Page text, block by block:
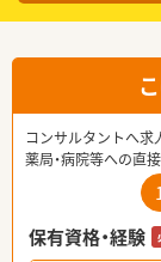
コンサルタントへ求
薬局・病院等への直
保有資格・経験